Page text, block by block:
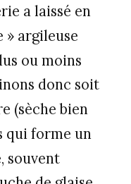
a laissé en
» argileuse
ou moins
donc soit
(sèche bien
qui forme un
souvent